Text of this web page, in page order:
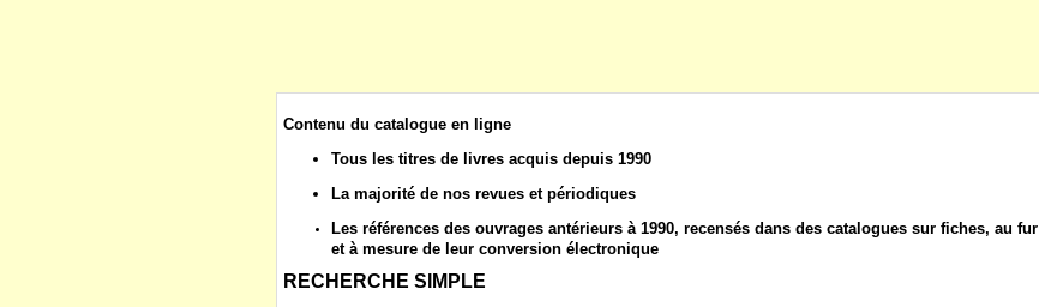
Contenu du catalogue en ligne
Tous les titres de livres acquis depuis 1990
La majorité de nos revues et périodiques
Les références des ouvrages antérieurs à 1990, recensés dans des catalogues sur fiches, au fur
et à mesure de leur conversion électronique
RECHERCHE SIMPLE